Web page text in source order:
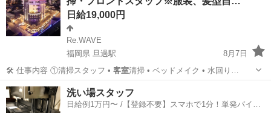
日給19,000円
Re.WAVE
福岡県 旦過駅
8月7日
🛠 仕事内容 ①清掃スタッフ • 客室 清掃 • ベッドメイク • 水回り…
福岡 北九州市 旦過駅
洗い場スタッフ
日給例1万円〜 /【登録不要】スマホで1分！単発バイト